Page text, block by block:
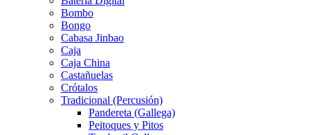
Bombo
Bongo
Cabasa Jinbao
Caja
Caja China
Castañuelas
Crótalos
Tradicional (Percusión)
Pandereta (Gallega)
Peitoques y Pitos